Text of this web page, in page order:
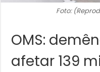
Foto:
OMS:
afetar 139